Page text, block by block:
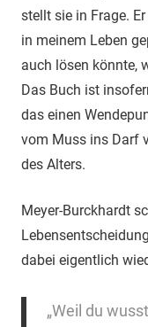
stellt sie in Frage.
in meinem Leben
auch lösen könnte,
Das Buch ist
das einen
vom Muss ins Darf
des Alters.
Meyer-Burckhardt
dabei eigentlich
„Weil du